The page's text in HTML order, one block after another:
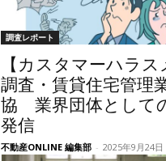
調査レポート
【カスタマーハラ
調査・賃貸住宅管理
協 業界団体として
発信
不動産ONLINE 編集部 - 2025年9月24日